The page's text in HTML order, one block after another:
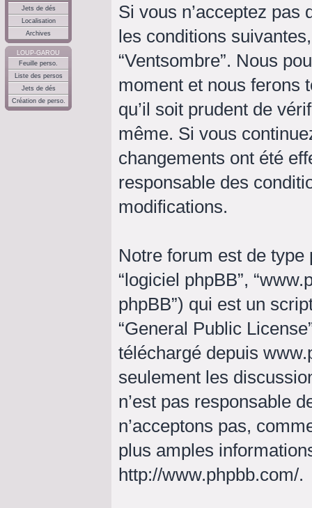
Jets de dés
Localisation
Archives
LOUP-GAROU
Feuille perso.
Liste des persos
Jets de dés
Création de perso.
Si vous n’acceptez pas
les conditions
“Ventsombre”. Nous
moment et nous ferons
qu’il soit prudent de
même. Si vous
changements ont été
responsable des
modifications.
Notre forum est de type
“logiciel phpBB”,
phpBB”) qui est un
“General Public License
téléchargé depuis
seulement les
n’est pas responsable
n’acceptons pas,
plus amples
http://www.phpbb.com/.